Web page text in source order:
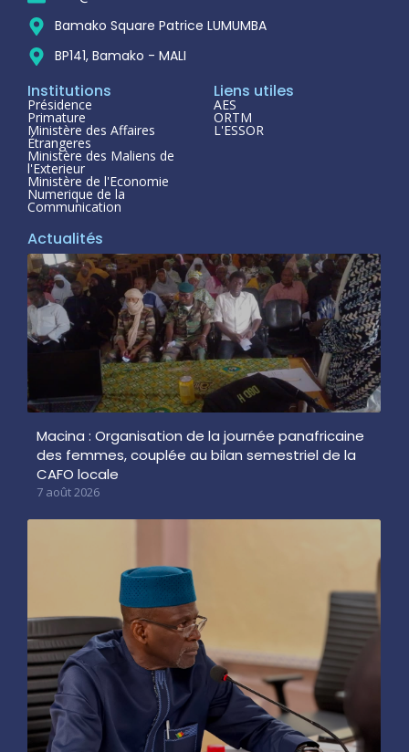
Bamako Square Patrice LUMUMBA
BP141, Bamako - MALI
Institutions
Présidence
Primature
Ministère des Affaires
Étrangeres
Ministère des Maliens de
l'Exterieur
Ministère de l'Economie
Numerique de la
Communication
Liens utiles
AES
ORTM
L'ESSOR
Actualités
Macina : Organisation de la journée panafricaine
des femmes, couplée au bilan semestriel de la
CAFO locale
7 août 2026